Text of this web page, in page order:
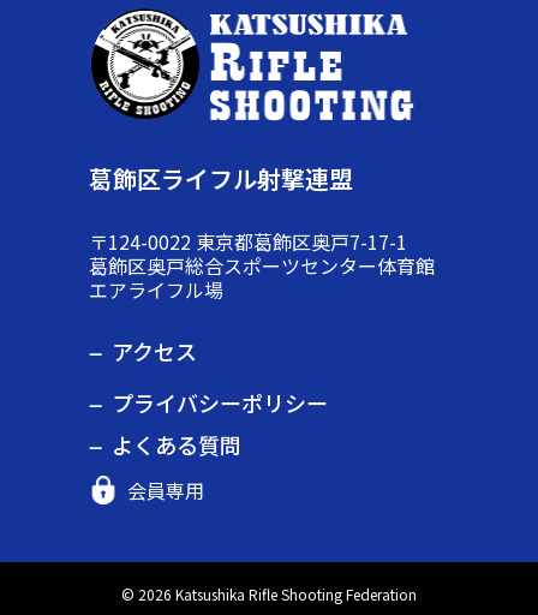
葛飾区ライフル射撃連盟
〒124-0022 東京都葛飾区奥戸7-17-1
葛飾区奥戸総合スポーツセンター体育館
エアライフル場
アクセス
プライバシーポリシー
よくある質問
会員専用
© 2026 Katsushika Rifle Shooting Federation